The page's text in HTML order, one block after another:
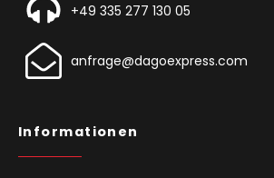
+49 335 277 130 05
anfrage@dagoexpress.com
Informationen